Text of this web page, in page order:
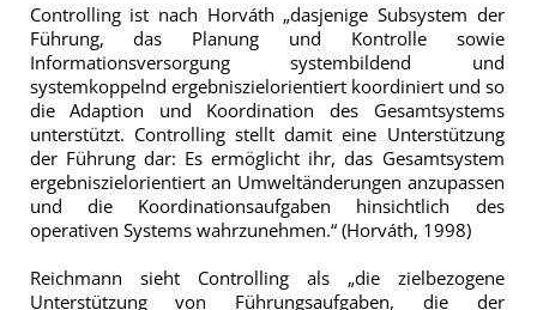
Controlling ist nach Horváth „dasjenige Subsystem der
Führung, das Planung und Kontrolle sowie
Informationsversorgung systembildend und
systemkoppelnd ergebniszielorientiert koordiniert und so
die Adaption und Koordination des Gesamtsystems
unterstützt. Controlling stellt damit eine Unterstützung
der Führung dar: Es ermöglicht ihr, das Gesamtsystem
ergebniszielorientiert an Umweltänderungen anzupassen
und die Koordinationsaufgaben hinsichtlich des
operativen Systems wahrzunehmen.“ (Horváth, 1998)
Reichmann sieht Controlling als „die zielbezogene
Unterstützung von Führungsaufgaben, die der